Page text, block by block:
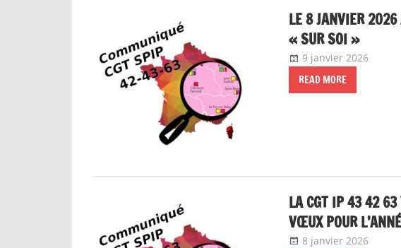
LE 8 JANVIER
« SUR SOI »
9 janvier 2026
READ MORE
LA CGT IP 43 42 63
VŒUX POUR
8 janvier 2026